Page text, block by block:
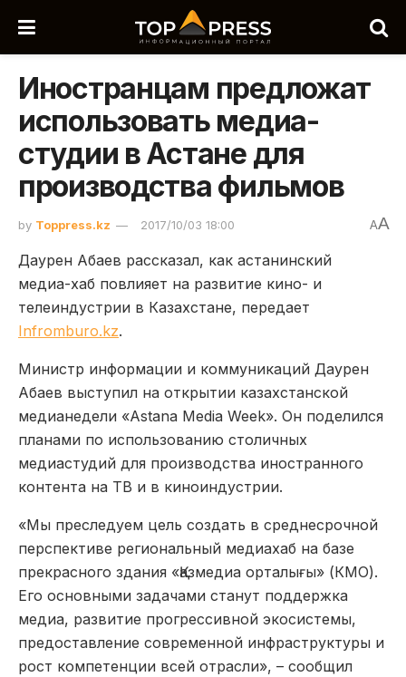
Иностранцам предложат
использовать медиа-
студии в Астане для
производства фильмов
by Toppress.kz 2017/10/03 18:00 AA
Даурен Абаев рассказал, как астанинский
медиа-хаб повлияет на развитие кино- и
телеиндустрии в Казахстане, передает
Infromburo.kz.
Министр информации и коммуникаций Даурен
Абаев выступил на открытии казахстанской
медианедели «Astana Media Week». Он поделился
планами по использованию столичных
медиастудий для производства иностранного
контента на ТВ и в киноиндустрии.
«Мы преследуем цель создать в среднесрочной
перспективе региональный медиахаб на базе
прекрасного здания «Қазмедиа орталығы» (КМО).
Его основными задачами станут поддержка
медиа, развитие прогрессивной экосистемы,
предоставление современной инфраструктуры и
рост компетенции всей отрасли», – сообщил